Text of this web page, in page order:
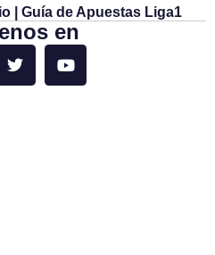
| Guía de Apuestas Liga1
en